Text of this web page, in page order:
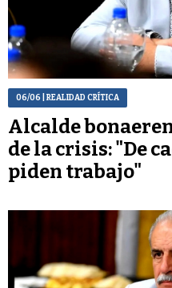
06/06 | REALIDAD CRÍTICA
Alcalde
de la crisis: "De
piden trabajo"